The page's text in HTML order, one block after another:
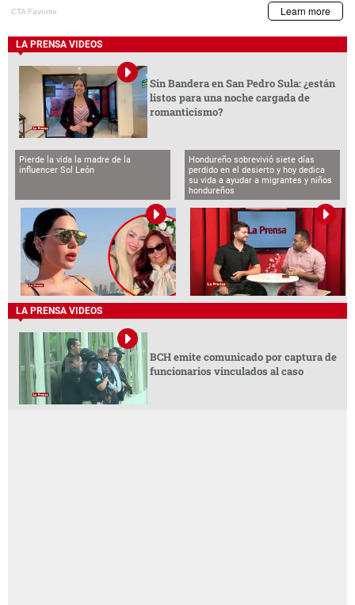
LA PRENSA VIDEOS
Sin Bandera en San Pedro Sula: ¿están
listos para una noche cargada de
romanticismo?
Pierde la vida la madre de la
influencer Sol León
Hondureño sobrevivió siete días
perdido en el desierto y hoy dedica
su vida a ayudar a migrantes y niños
hondureños
LA PRENSA VIDEOS
BCH emite comunicado por captura de
funcionarios vinculados al caso